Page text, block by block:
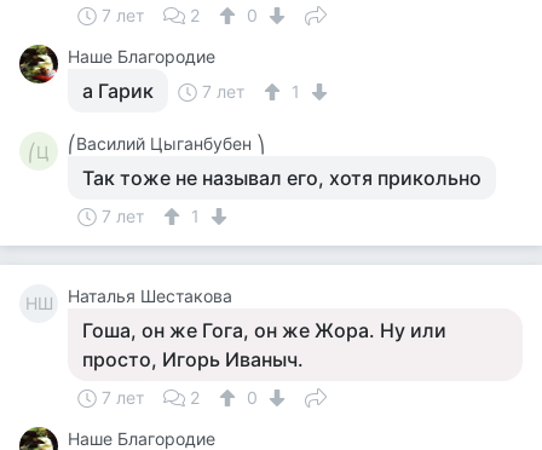
7 лет 2
0
Наше Благородие
а Гарик 7 лет 1
⎛Ц ⎛Василий Цыганбубен ⎞
Так тоже не называл его, хотя прикольно
7 лет 1
НШ Наталья Шестакова
Гоша, он же Гога, он же Жора. Ну или
просто, Игорь Иваныч.
7 лет 2
0
Наше Благородие